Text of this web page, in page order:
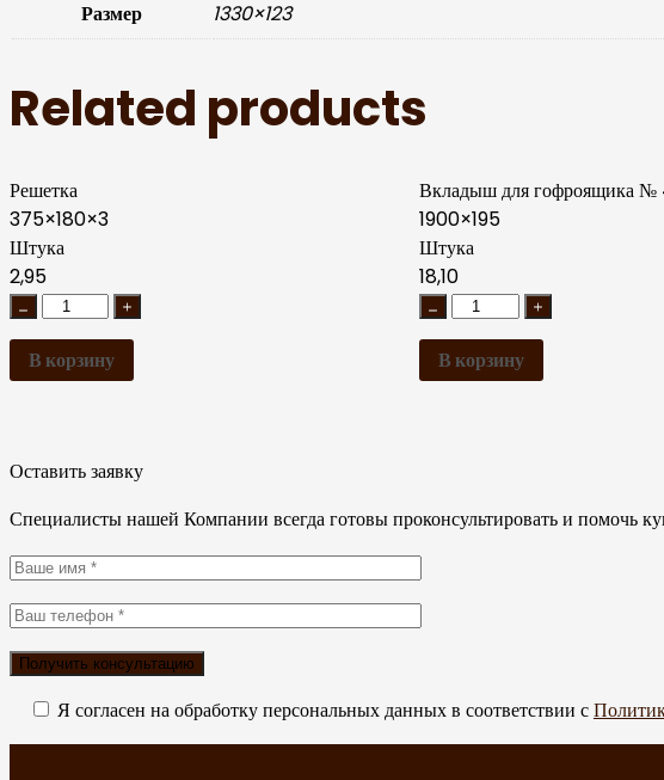
Размер 1330×123
Related products
Решетка
375×180×3
Штука
2,95
В корзину
Вкладыш для гофроящика №
1900×195
Штука
18,10
В корзину
Оставить заявку
Специалисты нашей Компании всегда готовы проконсультировать и помочь
Я согласен на обработку персональных данных в соответствии с